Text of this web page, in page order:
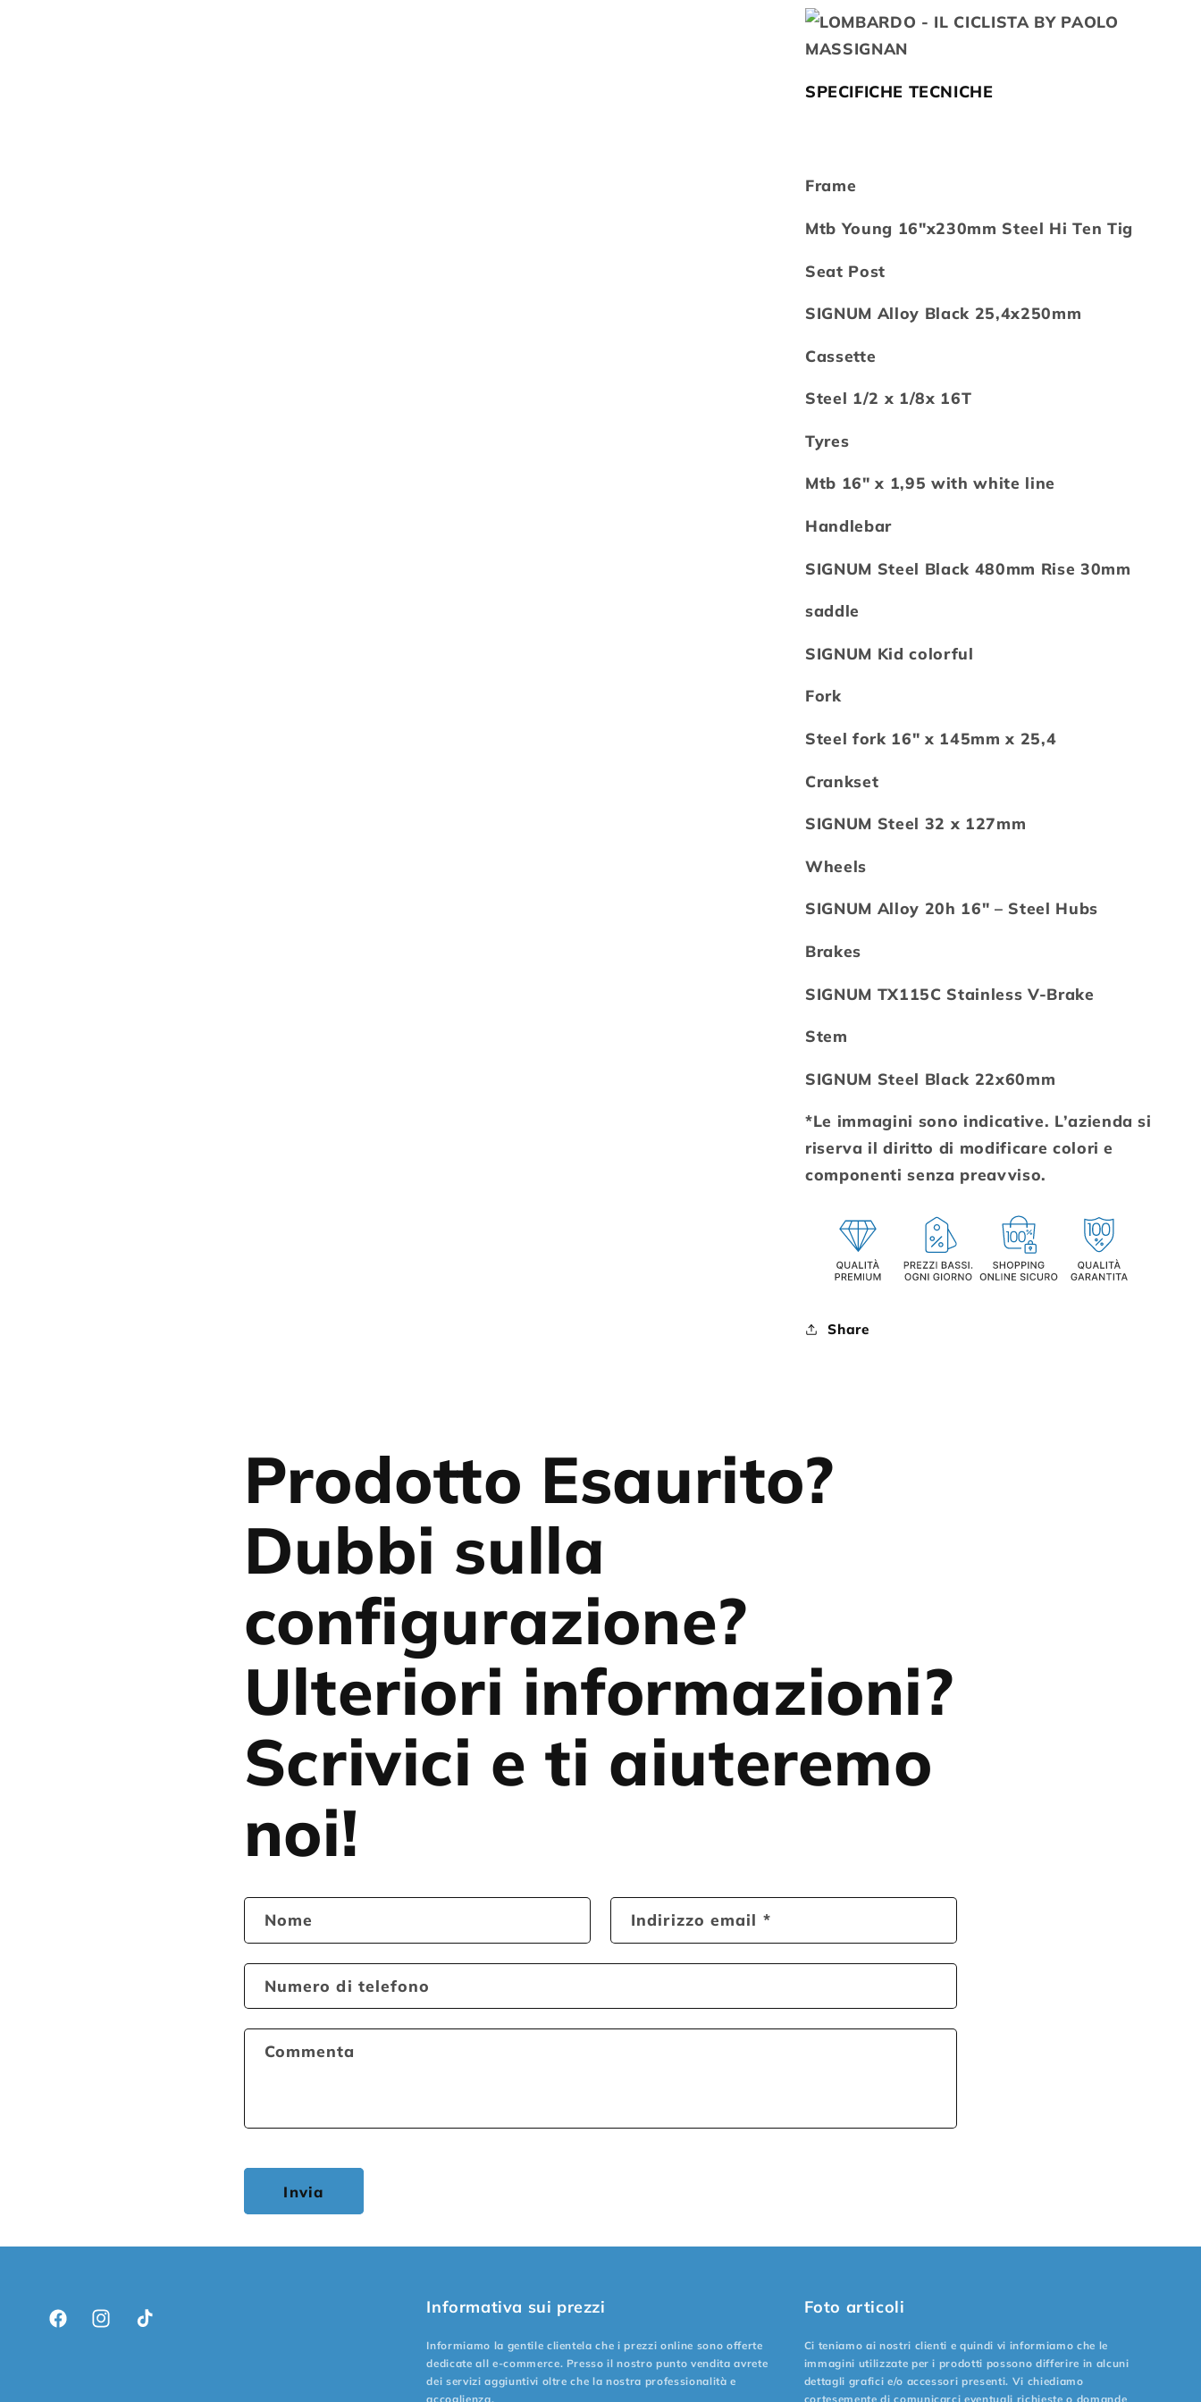
SPECIFICHE TECNICHE
Frame
Mtb Young 16"x230mm Steel Hi Ten Tig
Seat Post
SIGNUM Alloy Black 25,4x250mm
Cassette
Steel 1/2 x 1/8x 16T
Tyres
Mtb 16" x 1,95 with white line
Handlebar
SIGNUM Steel Black 480mm Rise 30mm
saddle
SIGNUM Kid colorful
Fork
Steel fork 16" x 145mm x 25,4
Crankset
SIGNUM Steel 32 x 127mm
Wheels
SIGNUM Alloy 20h 16" – Steel Hubs
Brakes
SIGNUM TX115C Stainless V-Brake
Stem
SIGNUM Steel Black 22x60mm
*Le immagini sono indicative. L’azienda si
riserva il diritto di modificare colori e
componenti senza preavviso.
Share
Prodotto Esaurito?
Dubbi sulla
configurazione?
Ulteriori informazioni?
Scrivici e ti aiuteremo
noi!
Nome Indirizzo email *
Numero di telefono
Commenta
Invia
FacebookInstagramTikTok
Informativa sui prezzi
Informiamo la gentile clientela che i prezzi online sono offerte
dedicate all e-commerce. Presso il nostro punto vendita avrete
dei servizi aggiuntivi oltre che la nostra professionalità e
accoglienza.
Foto articoli
Ci teniamo ai nostri clienti e quindi vi informiamo che le
immagini utilizzate per i prodotti possono differire in alcuni
dettagli grafici e/o accessori presenti. Vi chiediamo
cortesemente di comunicarci eventuali richieste o domande